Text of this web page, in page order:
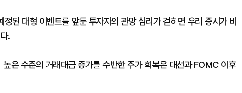
된 대형 이벤트를 앞둔 투자자의 관망 심리가 걷히면 우리 증시가 비
.
은 수준의 거래대금 증가를 수반한 주가 회복은 대선과 FOMC 이후